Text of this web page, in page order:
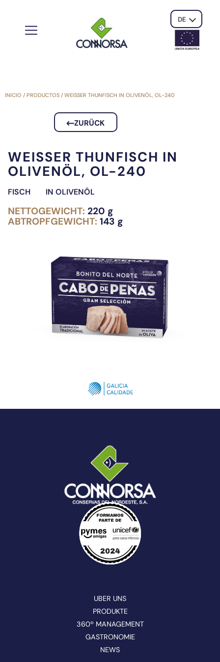
DE
UNIÓN EUROPEA
INICIO / PRODUCTOS / WEISSER THUNFISCH IN OLIVENÖL, OL-240
ZURÜCK
WEISSER THUNFISCH IN O
LIVENÖL, OL-240
FISCH IN OLIVENÖL
NETTOGEWICHT: 220 g
ABTROPFGEWICHT: 143 g
UBER UNS
PRODUKTE
360º MANAGEMENT
GASTRONOMIE
NEWS